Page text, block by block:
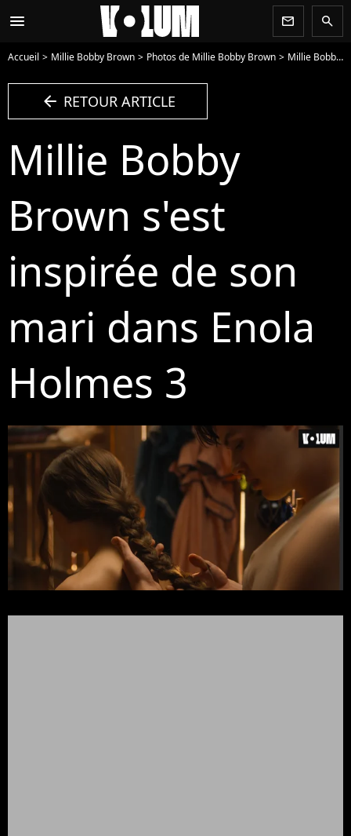
menu newsletter search
Accueil Millie Bobby Brown Photos de Millie Bobby Brown Millie Bobby Brown s'est inspirée de son mari dans Enola Holmes 3 - Photo
arrow_left RETOUR ARTICLE
Millie Bobby
Brown s'est
inspirée de son
mari dans Enola
Holmes 3